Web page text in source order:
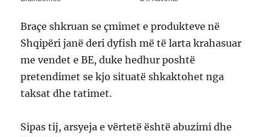
Braçe shkruan se çmimet e produkteve në
Shqipëri janë deri dyfish më të larta krahasuar
me vendet e BE, duke hedhur poshtë
pretendimet se kjo situatë shkaktohet nga
taksat dhe tatimet.
Sipas tij, arsyeja e vërtetë është abuzimi dhe